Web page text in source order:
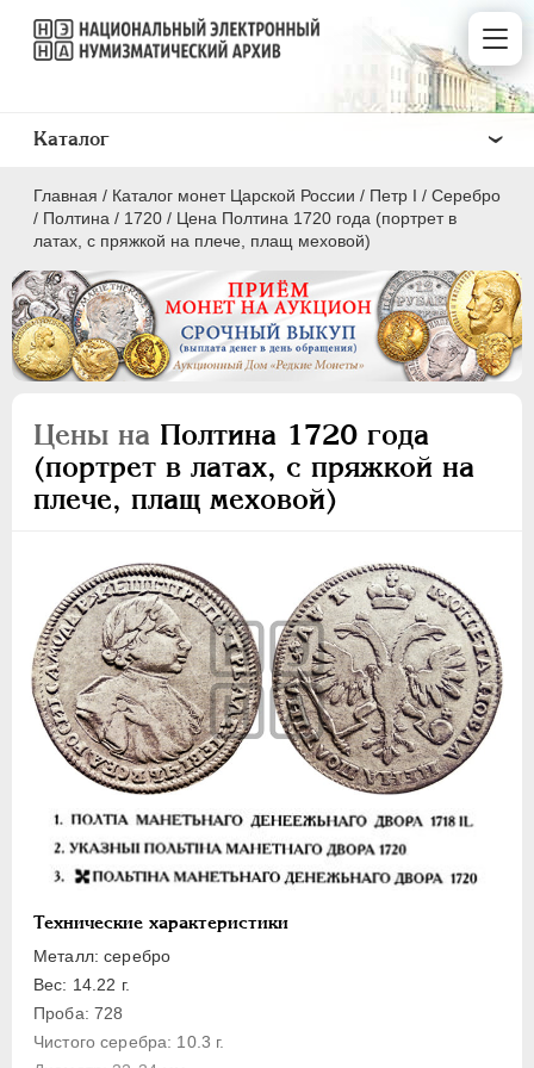
Главная / Каталог монет Царской России / Пeтр I / Серебро
/ Полтина / 1720 / Цена Полтина 1720 года (портрет в
латах, с пряжкой на плече, плащ меховой)
Цены на Полтина 1720 года
(портрет в латах, с пряжкой на
плече, плащ меховой)
Технические характеристики
Металл: серебро
Вес: 14.22 г.
Проба: 728
Чистого серебра: 10.3 г.
Каталог
ПEТР I 1699 - 1725
Серебро
1 рубль
Полтина
Гривенник
Гривна
10 денег
5 копеек
Алтын(ник)
1 копейка
Пробные
Для Речи Посполитой
Монетовидные жетоны
ЕКАТЕРИНА I 1725-1727
ПЕТР II 1727-1729
АННА ИОАННОВНА
ИОАНН АНТОНОВИЧ